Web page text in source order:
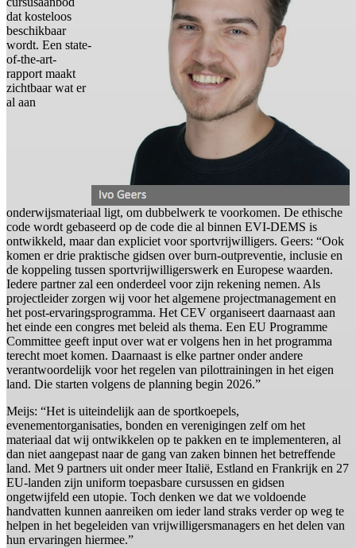
dat kosteloos
beschikbaar
wordt. Een state-
of-the-art-
rapport maakt
zichtbaar wat er
al aan
onderwijsmateriaal ligt, om dubbelwerk te voorkomen. De ethische
code wordt gebaseerd op de code die al binnen EVI-DEMS is
ontwikkeld, maar dan expliciet voor sportvrijwilligers. Geers: “Ook
komen er drie praktische gidsen over burn-outpreventie, inclusie en
de koppeling tussen sportvrijwilligerswerk en Europese waarden.
Iedere partner zal een onderdeel voor zijn rekening nemen. Als
projectleider zorgen wij voor het algemene projectmanagement en
het post-ervaringsprogramma. Het CEV organiseert daarnaast aan
het einde een congres met beleid als thema. Een EU Programme
Committee geeft input over wat er volgens hen in het programma
terecht moet komen. Daarnaast is elke partner onder andere
verantwoordelijk voor het regelen van pilottrainingen in het eigen
land. Die starten volgens de planning begin 2026.”
Meijs: “Het is uiteindelijk aan de sportkoepels,
evenementorganisaties, bonden en verenigingen zelf om het
materiaal dat wij ontwikkelen op te pakken en te implementeren, al
dan niet aangepast naar de gang van zaken binnen het betreffende
land. Met 9 partners uit onder meer Italië, Estland en Frankrijk en 27
EU-landen zijn uniform toepasbare cursussen en gidsen
ongetwijfeld een utopie. Toch denken we dat we voldoende
handvatten kunnen aanreiken om ieder land straks verder op weg te
helpen in het begeleiden van vrijwilligersmanagers en het delen van
hun ervaringen hiermee.”